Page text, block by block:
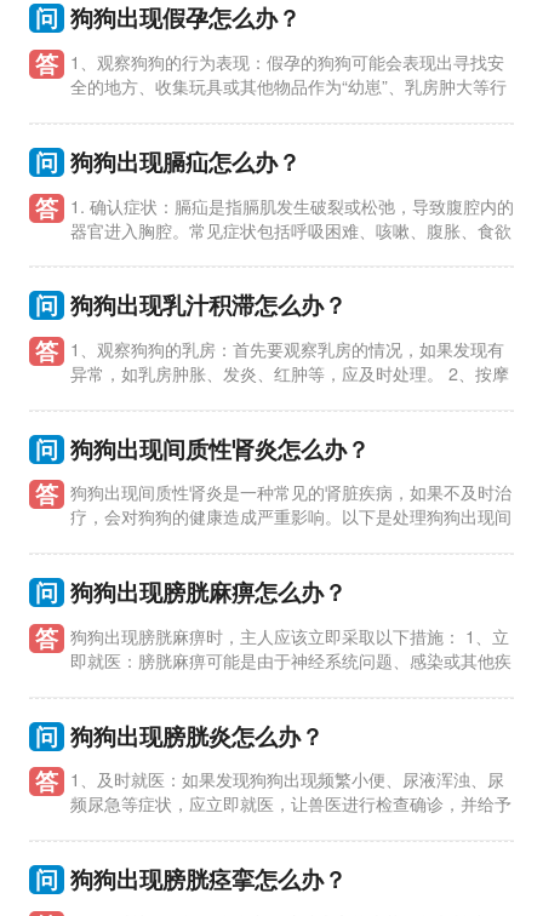
问 狗狗出现假孕怎么办？
答 1、观察狗狗的行为表现：假孕的狗狗可能会表现出寻找安
全的地方、收集玩具或其他物品作为“幼崽”、乳房肿大等行
问 狗狗出现膈疝怎么办？
答 1. 确认症状：膈疝是指膈肌发生破裂或松弛，导致腹腔内的
器官进入胸腔。常见症状包括呼吸困难、咳嗽、腹胀、食欲
问 狗狗出现乳汁积滞怎么办？
答 1、观察狗狗的乳房：首先要观察乳房的情况，如果发现有
异常，如乳房肿胀、发炎、红肿等，应及时处理。 2、按摩
问 狗狗出现间质性肾炎怎么办？
答 狗狗出现间质性肾炎是一种常见的肾脏疾病，如果不及时治
疗，会对狗狗的健康造成严重影响。以下是处理狗狗出现间
问 狗狗出现膀胱麻痹怎么办？
答 狗狗出现膀胱麻痹时，主人应该立即采取以下措施： 1、立
即就医：膀胱麻痹可能是由于神经系统问题、感染或其他疾
问 狗狗出现膀胱炎怎么办？
答 1、及时就医：如果发现狗狗出现频繁小便、尿液浑浊、尿
频尿急等症状，应立即就医，让兽医进行检查确诊，并给予
问 狗狗出现膀胱痉挛怎么办？